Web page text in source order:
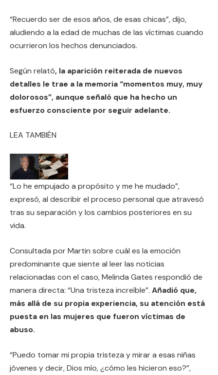
“Recuerdo ser de esos años, de esas chicas”, dijo,
aludiendo a la edad de muchas de las víctimas cuando
ocurrieron los hechos denunciados.
Según relató, la aparición reiterada de nuevos
detalles le trae a la memoria “momentos muy, muy
dolorosos”, aunque señaló que ha hecho un
esfuerzo consciente por seguir adelante.
LEA TAMBIÉN
“Lo he empujado a propósito y me he mudado”,
expresó, al describir el proceso personal que atravesó
tras su separación y los cambios posteriores en su
vida.
Consultada por Martin sobre cuál es la emoción
predominante que siente al leer las noticias
relacionadas con el caso, Melinda Gates respondió de
manera directa: “Una tristeza increíble”. Añadió que,
más allá de su propia experiencia, su atención está
puesta en las mujeres que fueron víctimas de
abuso.
“Puedo tomar mi propia tristeza y mirar a esas niñas
jóvenes y decir, Dios mío, ¿cómo les hicieron eso?”,